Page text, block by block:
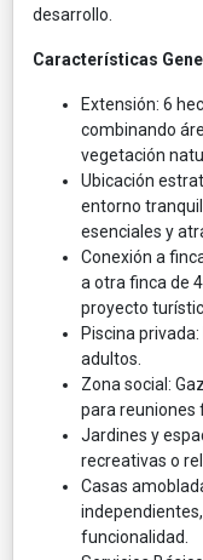
desarrollo.
Características
Extensión: 6
combinando
vegetación
Ubicación
entorno
esenciales y
Conexión a
a otra finca de
proyecto
Piscina
adultos.
Zona social:
para reuniones
Jardines y
recreativas o
Casas
funcionalidad.